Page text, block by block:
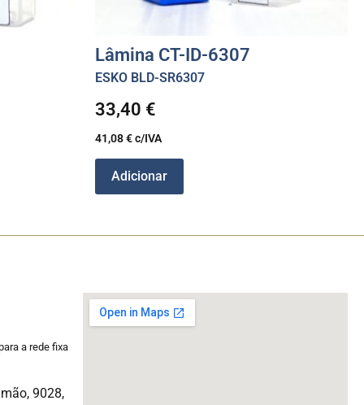
Lâmina CT-ID-6307
ESKO BLD-SR6307
33,40 €
41,08€c/IVA
Adicionar
a rede fixa
9028,